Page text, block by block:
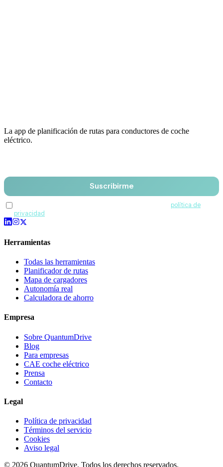
La app de planificación de rutas para conductores de coche
eléctrico.
Suscribirme
política de
privacidad
Herramientas
Todas las herramientas
Planificador de rutas
Mapa de cargadores
Autonomía real
Calculadora de ahorro
Empresa
Sobre QuantumDrive
Blog
Para empresas
CAE coche eléctrico
Prensa
Contacto
Legal
Política de privacidad
Términos del servicio
Cookies
Aviso legal
© 2026 QuantumDrive. Todos los derechos reservados.